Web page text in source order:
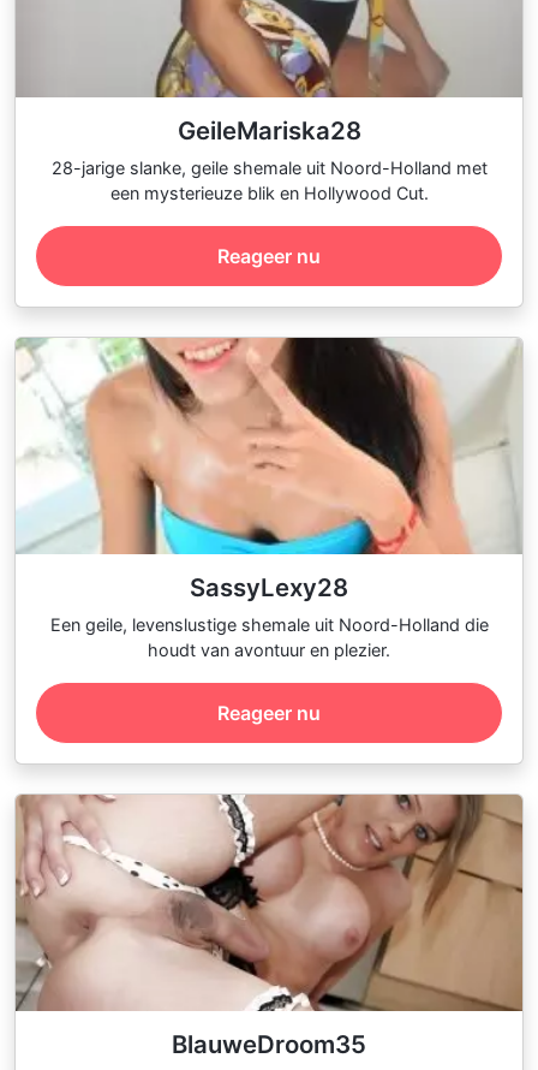
GeileMariska28
28-jarige slanke, geile shemale uit Noord-Holland met
een mysterieuze blik en Hollywood Cut.
Reageer nu
SassyLexy28
Een geile, levenslustige shemale uit Noord-Holland die
houdt van avontuur en plezier.
Reageer nu
BlauweDroom35